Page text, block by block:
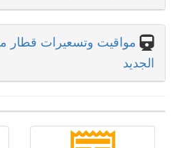
مواقيت وتسعيرات قطار
الجديد